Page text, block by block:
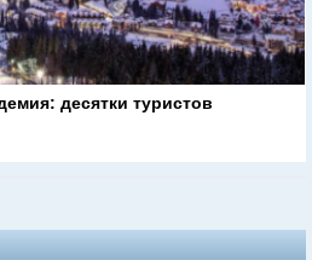
десятки туристов